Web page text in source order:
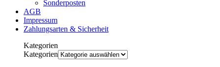
Sonderposten
AGB
Impressum
Zahlungsarten & Sicherheit
Kategorien
Kategorien